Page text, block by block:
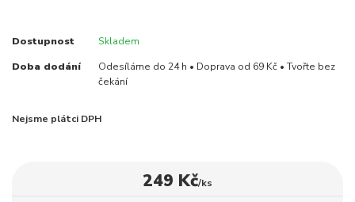
Dostupnost Skladem
Doba dodání
Odesíláme do 24 h • Doprava od 69 Kč • Tvořte bez
čekání
Nejsme plátci DPH
249 Kč/ks